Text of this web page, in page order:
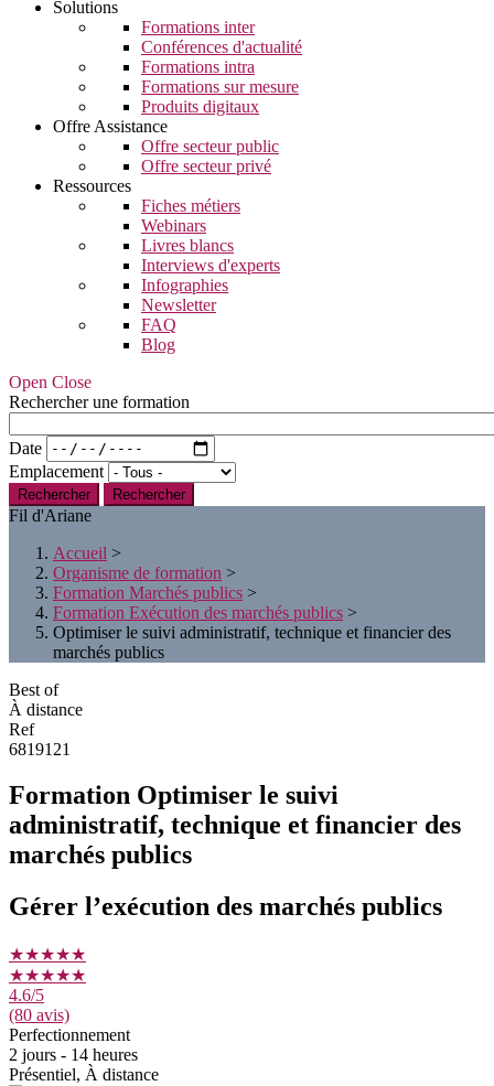
Solutions
Formations inter
Conférences d'actualité
Formations intra
Formations sur mesure
Produits digitaux
Offre Assistance
Offre secteur public
Offre secteur privé
Ressources
Fiches métiers
Webinars
Livres blancs
Interviews d'experts
Infographies
Newsletter
FAQ
Blog
Open Close
Rechercher une formation
Date
Emplacement
Rechercher
Fil d'Ariane
Accueil >
Organisme de formation >
Formation Marchés publics >
Formation Exécution des marchés publics >
Optimiser le suivi administratif, technique et financier des
marchés publics
Best of
À distance
Ref
6819121
Formation Optimiser le suivi
administratif, technique et financier des
marchés publics
Gérer l’exécution des marchés publics
★★★★★
★★★★★
4.6/5
(80 avis)
Perfectionnement
2 jours - 14 heures
Présentiel, À distance